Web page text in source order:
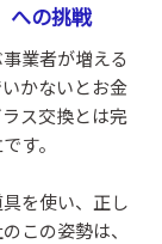
への挑戦
業者が増える
かないとお金
ス交換とは完
す。
を使い、正し
この姿勢は、